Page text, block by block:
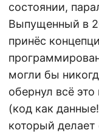
состоянии,
Выпущенный в
принёс
могли бы
обернул всё
(код как
который